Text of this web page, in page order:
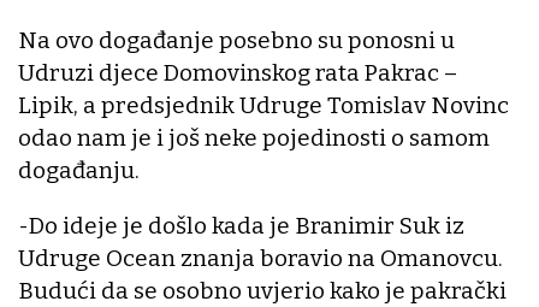
Na ovo događanje posebno su ponosni u
Udruzi djece Domovinskog rata Pakrac –
Lipik, a predsjednik Udruge Tomislav Novinc
odao nam je i još neke pojedinosti o samom
događanju.
-Do ideje je došlo kada je Branimir Suk iz
Udruge Ocean znanja boravio na Omanovcu.
Budući da se osobno uvjerio kako je pakrački